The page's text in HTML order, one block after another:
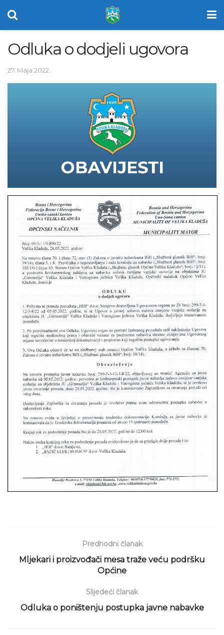
Odluka o dodjeli ugovora
27. Maja 2022.
Predhodni članak
Mljekari i proizvođači mesa traže veću podršku
Općine
Slijedeći članak
Odluka o poništenju postupka javne nabavke